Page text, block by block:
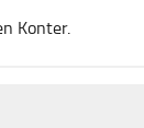
Konter.